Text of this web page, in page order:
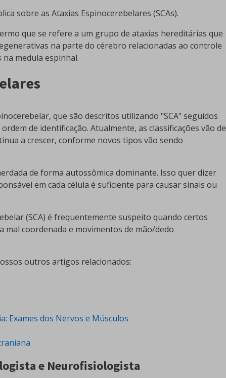
sobre as Ataxias Espinocerebelares (SCAs).
que se refere a um grupo de ataxias hereditárias que
na parte do cérebro relacionadas ao controle
na medula espinhal.
que são descritos utilizando "SCA" seguidos
de identificação. Atualmente, as classificações vão de
a crescer, conforme novos tipos vão sendo
de forma autossômica dominante. Isso quer dizer
em cada célula é suficiente para causar sinais ou
(SCA) é frequentemente suspeito quando certos
mal coordenada e movimentos de mão/dedo
outros artigos relacionados:
Exames dos Nervos e Músculos
e Neurofisiologista